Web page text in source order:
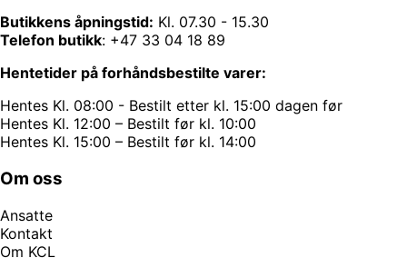
Butikkens åpningstid: Kl. 07.30 - 15.30
Telefon butikk: +47 33 04 18 89
Hentetider på forhåndsbestilte varer:
Hentes Kl. 08:00 - Bestilt etter kl. 15:00 dagen før
Hentes Kl. 12:00 – Bestilt før kl. 10:00
Hentes Kl. 15:00 – Bestilt før kl. 14:00
Om oss
Ansatte
Kontakt
Om KCL